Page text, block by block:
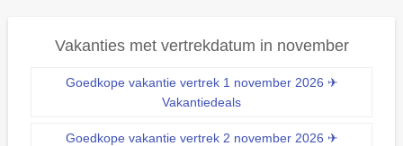
Vakanties met vertrekdatum in november
Goedkope vakantie vertrek 1 november 2026 ✈
Vakantiedeals
Goedkope vakantie vertrek 2 november 2026 ✈